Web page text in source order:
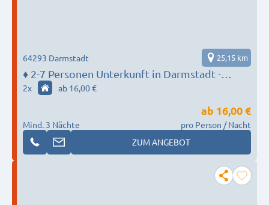
♦️ 2-7 Personen Unterkunft in Darmstadt -
MONTEUR BASE
64293 Darmstadt 25,15 km
2x ab 16,00 €
Mind. 3 Nächte
ab 16,00 €
pro Person / Nacht
ZUM ANGEBOT